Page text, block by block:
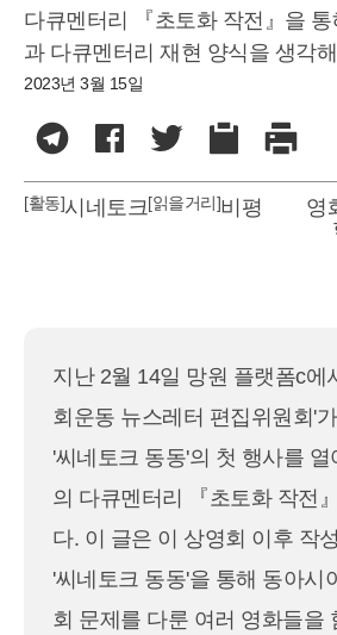
다큐멘터리 『초토화 작전』을
과 다큐멘터리 재현 양식을 생각
2023년 3월 15일
[활동]시네토크[읽을거리]비평 영
지난 2월 14일 망원 플랫폼c에
회운동 뉴스레터 편집위원회'
'씨네토크 동동'의 첫 행사를
의 다큐멘터리 『초토화 작전
다. 이 글은 이 상영회 이후 작
'씨네토크 동동'을 통해 동아시
회 문제를 다룬 여러 영화들을